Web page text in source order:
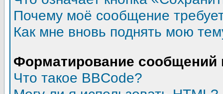
Почему моё сообщение
Как мне вновь поднять мою
Форматирование
Что такое BBCode?